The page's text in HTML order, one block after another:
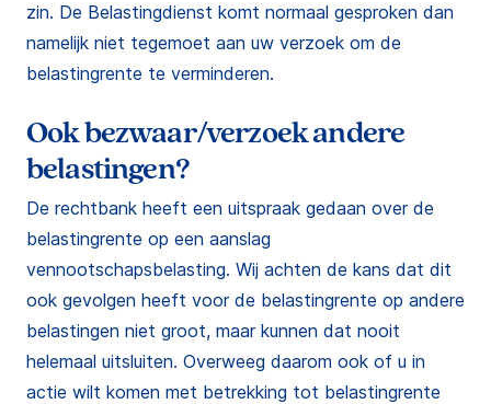
zin. De Belastingdienst komt normaal gesproken dan
namelijk niet tegemoet aan uw verzoek om de
belastingrente te verminderen.
Ook bezwaar/verzoek andere
belastingen?
De rechtbank heeft een uitspraak gedaan over de
belastingrente op een aanslag
vennootschapsbelasting. Wij achten de kans dat dit
ook gevolgen heeft voor de belastingrente op andere
belastingen niet groot, maar kunnen dat nooit
helemaal uitsluiten. Overweeg daarom ook of u in
actie wilt komen met betrekking tot belastingrente